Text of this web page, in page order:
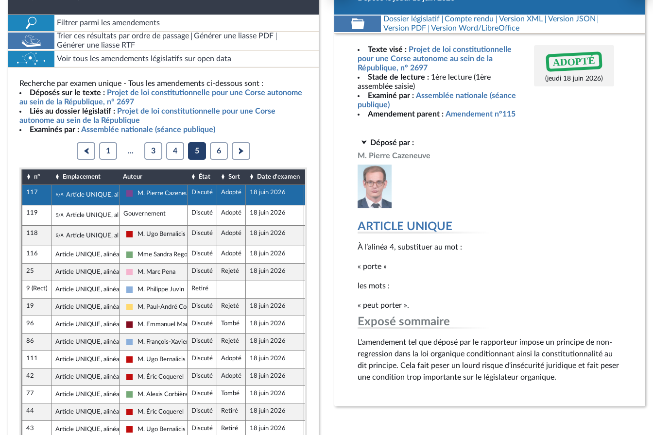
Filtrer parmi les amendements
Trier ces résultats par ordre de passage
Générer une liasse PDF
Générer une liasse RTF
Voir tous les amendements législatifs sur open data
Recherche par examen unique - Tous les amendements ci-dessous sont :
Déposés sur le texte : Projet de loi constitutionnelle pour une Corse autonome
au sein de la République, n° 2697
Liés au dossier législatif : Projet de loi constitutionnelle pour une Corse
autonome au sein de la République
Examinés par : Assemblée nationale (séance publique)
1 ... 3 4 5 6
n° Emplacement Auteur État Sort Date d'examen
117 Sous-amendement de l'amendement n°115
Article UNIQUE, alinéa 5Ensemble pour la République
M. Pierre CazeneuveDiscuté Adopté 18 juin 2026
119 Sous-amendement de l'amendement n°115
Article UNIQUE, alinéa 5Gouvernement Discuté Adopté 18 juin 2026
118 Sous-amendement de l'amendement n°115
Article UNIQUE, alinéa 5La France insoumise - Nouveau Front Populaire
M. Ugo Bernalicis Discuté Adopté 18 juin 2026
116 Article UNIQUE, alinéa 5
Écologiste et Social
Mme Sandra Regol Discuté Adopté 18 juin 2026
25 Article UNIQUE, alinéa 5
Socialistes et apparentés
M. Marc Pena Discuté Rejeté 18 juin 2026
9 (Rect) Article UNIQUE, alinéa 4
Droite Républicaine
M. Philippe Juvin Retiré
19 Article UNIQUE, alinéa 5
Libertés, Indépendants, Outre-mer et Territoires
M. Paul-André Colombani
Discuté Rejeté 18 juin 2026
96 Article UNIQUE, alinéa 5
Gauche Démocrate et Républicaine
M. Emmanuel MaurelDiscuté Tombé 18 juin 2026
86 Article UNIQUE, alinéa 5
Droite Républicaine
M. François-Xavier Ceccoli
Discuté Rejeté 18 juin 2026
111 Article UNIQUE, alinéa 5
La France insoumise - Nouveau Front Populaire
M. Ugo Bernalicis Discuté Adopté 18 juin 2026
42 Article UNIQUE, alinéa 6
La France insoumise - Nouveau Front Populaire
M. Éric Coquerel Discuté Adopté 18 juin 2026
77 Article UNIQUE, alinéa 6
Écologiste et Social
M. Alexis Corbière Discuté Tombé 18 juin 2026
44 Article UNIQUE, alinéa 6
La France insoumise - Nouveau Front Populaire
M. Éric Coquerel Discuté Retiré 18 juin 2026
43 Article UNIQUE, alinéa 6
La France insoumise - Nouveau Front Populaire
M. Ugo Bernalicis Discuté Retiré 18 juin 2026
Dossier législatif Compte rendu Version XML
Version JSON
Version PDF
Version Word/LibreOffice
Texte visé : Projet de loi constitutionnelle
pour une Corse autonome au sein de la
République, n° 2697
Stade de lecture : 1ère lecture (1ère
assemblée saisie)
Examiné par : Assemblée nationale (séance
publique)
Amendement parent : Amendement n°115
ADOPTÉ
(jeudi 18 juin 2026)
Déposé par :
M. Pierre Cazeneuve
ARTICLE UNIQUE
À l’alinéa 4, substituer au mot :
« porte »
les mots :
« peut porter ».
Exposé sommaire
L'amendement tel que déposé par le rapporteur impose un principe de non-
regression dans la loi organique conditionnant ainsi la constitutionnalité au
dit principe. Cela fait peser un lourd risque d'insécurité juridique et fait peser
une condition trop importante sur le législateur organique.